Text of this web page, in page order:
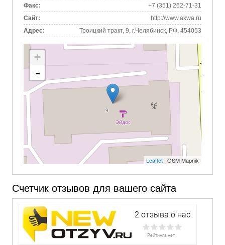
Факс:
+7 (351) 262-71-31
Сайт:
http://www.akwa.ru
Адрес:
Троицкий тракт, 9, г.Челябинск, РФ, 454053
+
-
Leaflet| OSM Mapnik
Счетчик отзывов для вашего сайта